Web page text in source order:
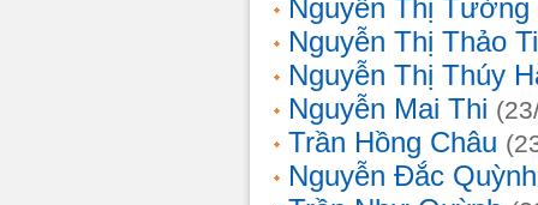
Nguyễn Thị Tường
Nguyễn Thị Thảo
Nguyễn Thị Thúy
Nguyễn Mai Thi
Trần Hồng Châu
Nguyễn Đắc